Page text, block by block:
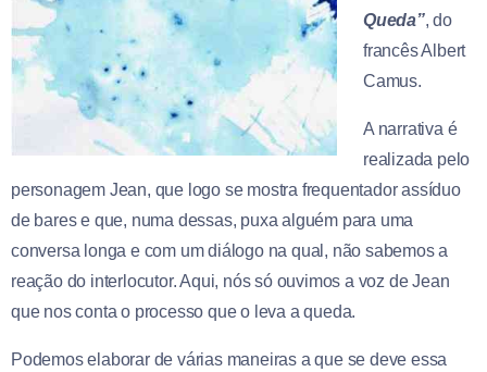
Queda”, do
francês Albert
Camus.
A narrativa é
realizada pelo
personagem Jean, que logo se mostra frequentador assíduo
de bares e que, numa dessas, puxa alguém para uma
conversa longa e com um diálogo na qual, não sabemos a
reação do interlocutor. Aqui, nós só ouvimos a voz de Jean
que nos conta o processo que o leva a queda.
Podemos elaborar de várias maneiras a que se deve essa